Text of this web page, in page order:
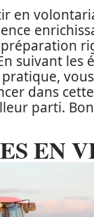
en
suivant les
dans
parti.
EN